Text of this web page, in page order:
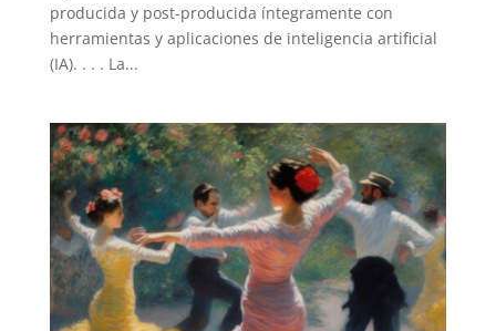
producida y post-producida íntegramente con
herramientas y aplicaciones de inteligencia artificial
(IA). . . . La...